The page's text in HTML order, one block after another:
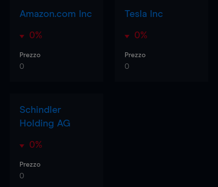
Amazon.com Inc
0%
Prezzo
0
Tesla Inc
0%
Prezzo
0
Schindler
Holding AG
0%
Prezzo
0